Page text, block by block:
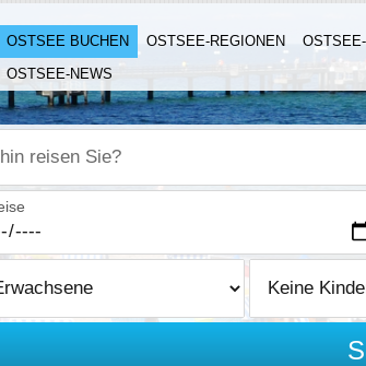
OSTSEE BUCHEN OSTSEE-REGIONEN
OSTSEE-NEWS
reisen Sie?